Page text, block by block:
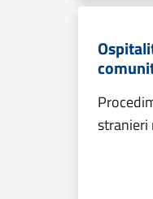
stranieri